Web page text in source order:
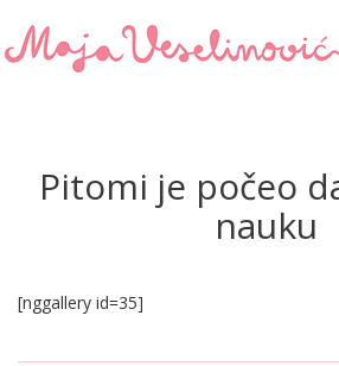
Pitomi je počeo
nauku
[nggallery id=35]